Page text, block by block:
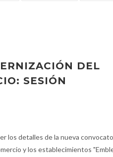
DEL
SESIÓN
los detalles de la nueva
y los establecimientos